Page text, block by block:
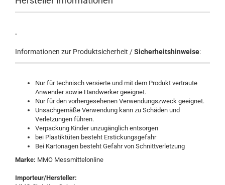
.
Informationen zur Produktsicherheit /Sicherheitshinweise:
Nur für technisch versierte und mit dem Produkt vertraute
Anwender sowie Handwerker geeignet.
Nur für den vorhergesehenen Verwendungszweck geeignet.
Unsachgemäße Verwendung kann zu Schäden und
Verletzungen führen.
Verpackung Kinder unzugänglich entsorgen
bei Plastiktüten besteht Erstickungsgefahr
Bei Kartonagen besteht Gefahr von Schnittverletzung
Marke: MMO Messmittelonline
Importeur/Hersteller: